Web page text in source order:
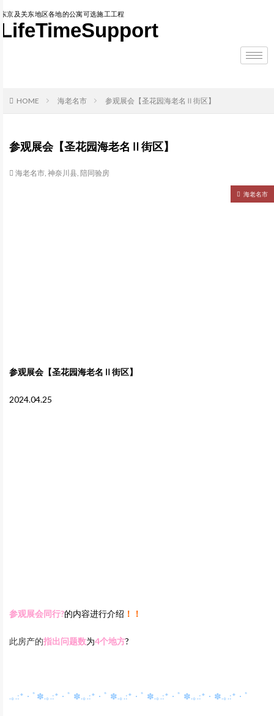
东京及关东地区各地的公寓可选施工工程
LifeTimeSupport
HOME 海老名市 参观展会【圣花园海老名Ⅱ街区】
参观展会【圣花园海老名Ⅱ街区】
海老名市, 神奈川县, 陪同验房
海老名市
参观展会【圣花园海老名Ⅱ街区】
2024.04.25
参观展会同行‍?的内容进行介绍 ！！
此房产的指出问题数为4个地方?
.｡.:*・ﾟ✽.｡.:*・ﾟ ✽.｡.:*・ﾟ ✽.｡.:*・ﾟ ✽.｡.:*・ﾟ ✽.｡.:*・✽.｡.:*・ﾟ